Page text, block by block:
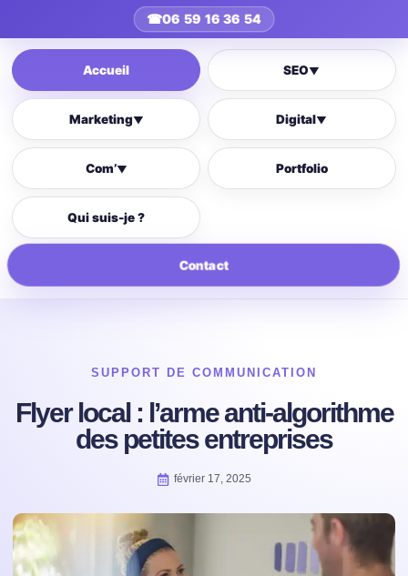
☎06 59 16 36 54
Accueil SEO▼
Marketing▼ Digital▼
Com’▼ Portfolio
Qui suis-je ?
Contact
SUPPORT DE COMMUNICATION
Flyer local : l’arme anti-algorithme
des petites entreprises
février 17, 2025